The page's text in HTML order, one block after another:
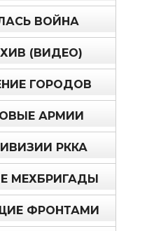
ВОЙНА
(ВИДЕО)
ГОРОДОВ
АРМИИ
РККА
МЕХБРИГАДЫ
ФРОНТАМИ